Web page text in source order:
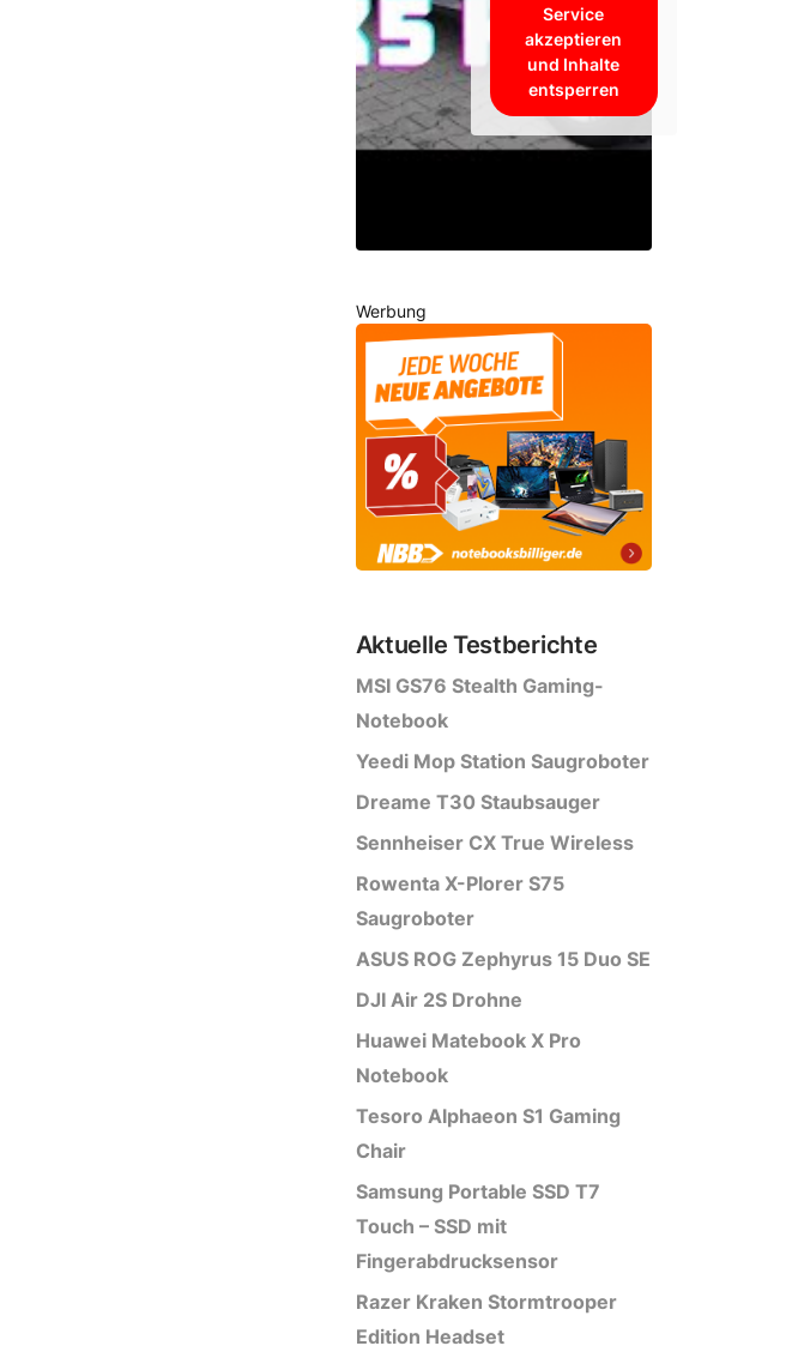
Service
akzeptieren
und Inhalte
entsperren
Werbung
Aktuelle Testberichte
MSI GS76 Stealth Gaming-
Notebook
Yeedi Mop Station Saugroboter
Dreame T30 Staubsauger
Sennheiser CX True Wireless
Rowenta X-Plorer S75
Saugroboter
ASUS ROG Zephyrus 15 Duo SE
DJI Air 2S Drohne
Huawei Matebook X Pro
Notebook
Tesoro Alphaeon S1 Gaming
Chair
Samsung Portable SSD T7
Touch – SSD mit
Fingerabdrucksensor
Razer Kraken Stormtrooper
Edition Headset